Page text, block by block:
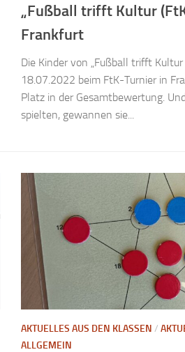
„Fußball trifft Kultur
Frankfurt
Die Kinder von „Fußball trifft
18.07.2022 beim FtK-Turnier in
Platz in der Gesamtbewertung.
spielten, gewannen sie...
AKTUELLES AUS DEN KLASSEN /
ALLGEMEIN